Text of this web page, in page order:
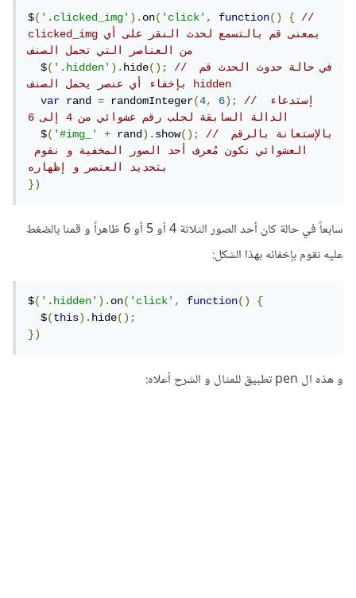
$('.clicked_img').on('click', function() {
//
clicked_imgبمعنى قم بالتسمع لحدث النقر على أي
  $
('.hidden').hide();
// في حالة حدوث الحدث قم
بإخفاء أي عنصر يحمل الصنف hidden
var rand = randomInteger(4, 6);
// إستدعاء
  $
('#img_' + rand).show();
// بالإستعانة بالرقم
العشوائي نكون مُعرف أحد الصور المخفية و نقوم
بتحديد العنصر و إظهاره
})
سابعاً في حالة كان أحد الصور الثلاثة 4 أو 5 أو 6 ظاهراً و قمنا بالضغط
عليه نقوم بإخفائه بهذا الشكل:
$('.hidden').on('click', function()
{
  $
(this).hide();
})
و هذه ال pen تطبيق للمثال و الشرح أعلاه: